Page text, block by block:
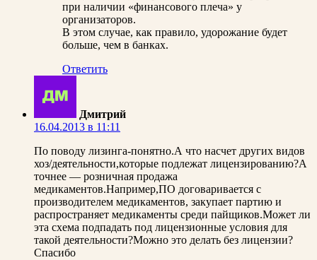
при наличии «финансового плеча» у
организаторов.
В этом случае, как правило, удорожание будет
больше, чем в банках.
Ответить
Дмитрий
16.04.2013 в 11:11
По поводу лизинга-понятно.А что насчет других видов
хоз/деятельности,которые подлежат лицензированию?А
точнее — розничная продажа
медикаментов.Например,ПО договаривается с
производителем медикаментов, закупает партию и
распространяет медикаменты среди пайщиков.Может ли
эта схема подпадать под лицензионные условия для
такой деятельности?Можно это делать без лицензии?
Спасибо